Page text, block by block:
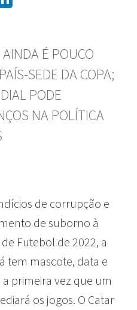
É POUCO
SEDE DA COPA;
PODE
NA POLÍTICA
de corrupção e
de suborno à
Futebol de 2022, a
tem mascote, data e
primeira vez que um
os jogos. O Catar